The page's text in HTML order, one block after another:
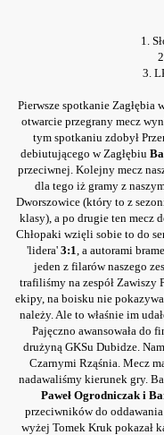
1.
3.
Pierwsze spotkanie Zagłębia
otwarcie przegrany mecz
tym spotkaniu zdobył
debiutującego w Zagłębiu
przeciwnej. Kolejny mecz
dla tego iż gramy z
Dworszowice (który to z
klasy), a po drugie ten mecz
Chłopaki wzięli sobie to do
'lidera' 3:1, a autorami
jeden z filarów naszego
trafiliśmy na zespół Zawiszy
ekipy, na boisku nie
należy. Ale to właśnie im
Pajęczno awansowała do
drużyną GKSu Dubidze.
Czarnymi Rząśnia. Mecz
nadawaliśmy kierunek gry.
Paweł Ogrodniczak i
przeciwników do oddawania
wyżej Tomek Kruk pokazał
15. kolejka B klasy
2012